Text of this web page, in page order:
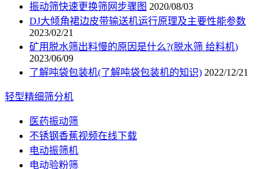
振动筛快速更换筛网步骤图 2020/08/03
DJ大倾角裙边皮带输送机运行原理及主要性能参数
2023/02/21
矿用脱水筛出料慢的原因是什么?(脱水筛 给料机)
2023/06/09
了解吨袋包装机(了解吨袋包装机的知识) 2022/12/21
轻型精细筛分机
医药振动筛
不锈钢香蕉视频在线下载
电动振筛机
电动验粉筛